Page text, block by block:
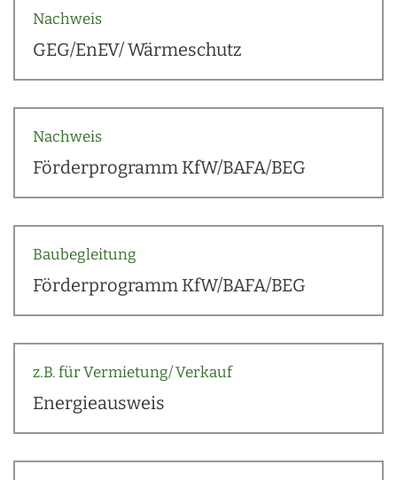
Nachweis
GEG/EnEV/ Wärmeschutz
Nachweis
Förderprogramm KfW/BAFA/BEG
Baubegleitung
Förderprogramm KfW/BAFA/BEG
z.B. für Vermietung/ Verkauf
Energieausweis